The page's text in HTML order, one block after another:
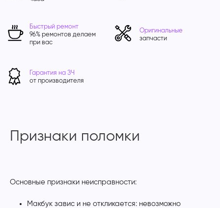
Быстрый ремонт
96% ремонтов делаем
при вас
Оригинальные
запчасти
Гарантия на ЗЧ
от производителя
Признаки поломки
Основные признаки неисправности:
Макбук завис и не откликается: невозможно